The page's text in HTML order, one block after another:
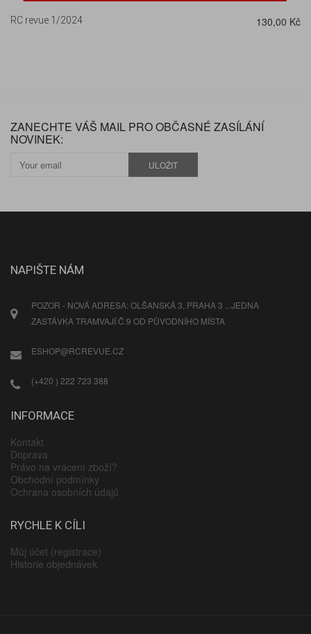
RC revue 1/2024 130,00 Kč
ZANECHTE VÁŠ MAIL PRO OBČASNÉ ZASÍLÁNÍ
NOVINEK:
ULOŽIT
NAPIŠTE NÁM
POZOR - NOVÁ ADRESA: OLŠANSKÁ 3, PRAHA 3 ...JEDNA
ZASTÁVKA TRAMVAJÍ Č.9 OD PŮVODNÍHO MÍSTA
ESHOP@RCREVUE.CZ
(+420 ) 222 723 388
INFORMACE
Kontakt
Doprava
Právo na vrácení zboží?
Obchodní podmínky
Ochrana osobních údajů
RYCHLE K CÍLI
Můj účet (registrace)
Historie objednávek